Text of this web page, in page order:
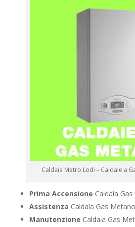
Caldaie Metro Lodi – Caldaie a
Prima Accensione Caldaia
Assistenza Caldaia Gas
Manutenzione Caldaia Gas